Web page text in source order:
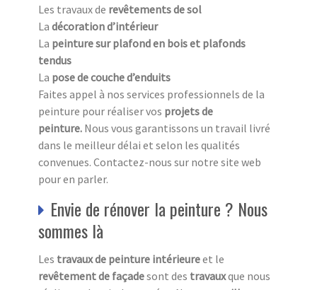
Les travaux de revêtements de sol
La décoration d’intérieur
La peinture sur plafond en bois et plafonds
tendus
La pose de couche d’enduits
Faites appel à nos services professionnels de la
peinture pour réaliser vos projets de
peinture. Nous vous garantissons un travail livré
dans le meilleur délai et selon les qualités
convenues. Contactez-nous sur notre site web
pour en parler.
Envie de rénover la peinture ? Nous
sommes là
Les travaux de peinture intérieureet le
revêtement de façadesont des travauxque nous